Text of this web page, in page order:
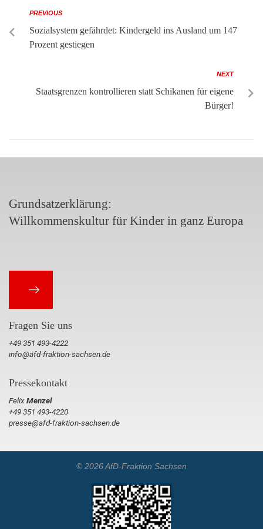
PREVIOUS
Sozialsystem gefährdet: Kindergeld ins Ausland um 147
Prozent gestiegen
NEXT
Staatsgrenzen kontrollieren statt Schikanen für eigene
Bürger!
Grundsatzerklärung:
Willkommenskultur für Kinder in ganz Europa
Fragen Sie uns
+49 351 493-4222
info@afd-fraktion-sachsen.de
Pressekontakt
FelixMenzel
+49 351 493-4220
presse@afd-fraktion-sachsen.de
© 2026 AfD-Fraktion Sachsen